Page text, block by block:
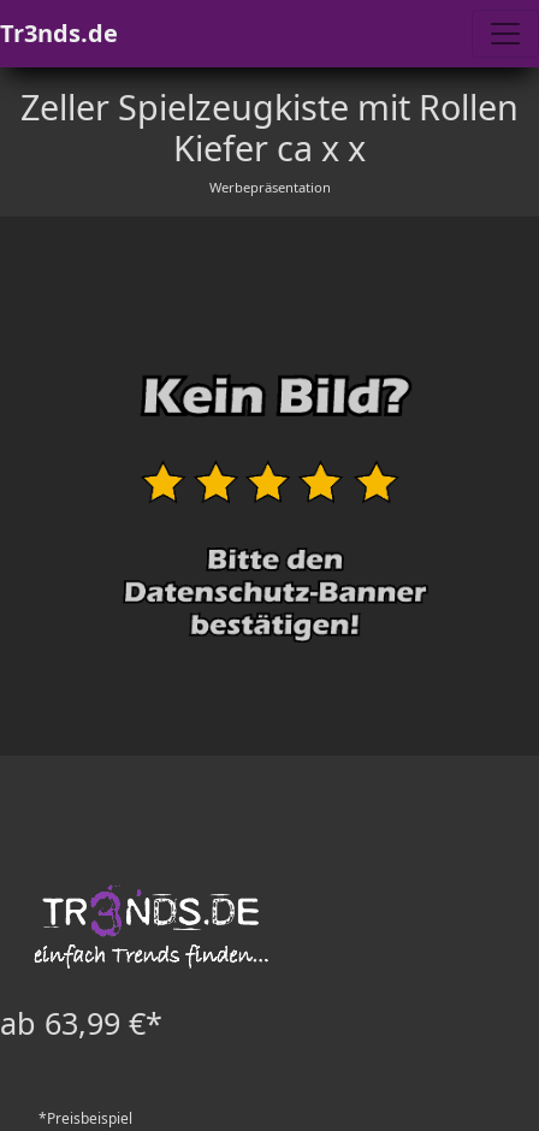
Tr3nds.de
Zeller Spielzeugkiste mit Rollen
Kiefer ca x x
Werbepräsentation
ab 63,99 €*
*Preisbeispiel